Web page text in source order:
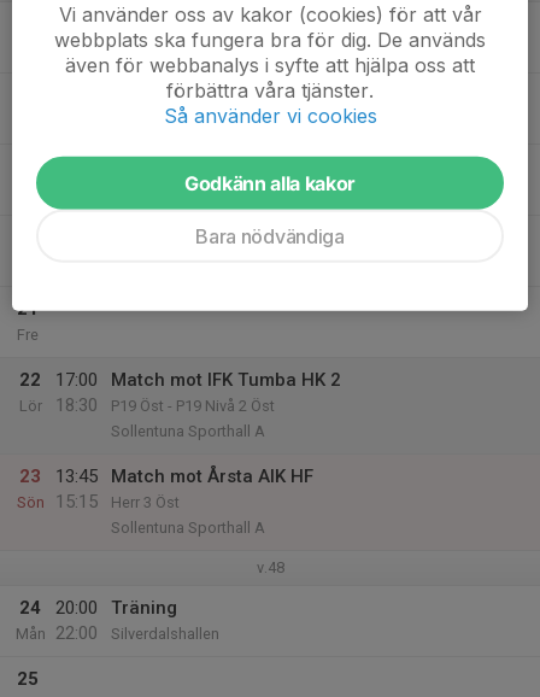
20:00
22:00
Träning
Silverdalshallen
19
Ons Sim & Sporthallen
21
Fre
22
Lör
17:00
18:30
Match mot IFK Tumba HK 2
P19 Öst - P19 Nivå 2 Öst
Sollentuna Sporthall A
23
Sön
13:45
15:15
Match mot Årsta AIK HF
Herr 3 Öst
Sollentuna Sporthall A
v.48
24
Mån
20:00
22:00
Träning
Silverdalshallen
25
Vi använder oss av kakor (cookies) för att vår
webbplats ska fungera bra för dig. De används
även för webbanalys i syfte att hjälpa oss att
förbättra våra tjänster.
Så använder vi cookies
Godkänn alla kakor
Bara nödvändiga